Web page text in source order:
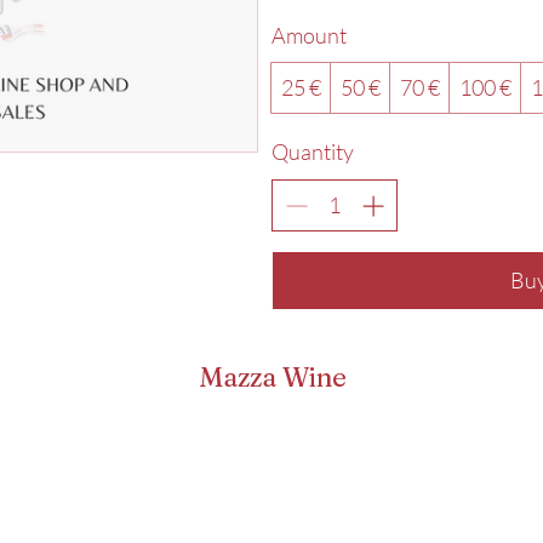
Amount
25 €
50 € 70 € 100 €
Quantity
Mazza Wine